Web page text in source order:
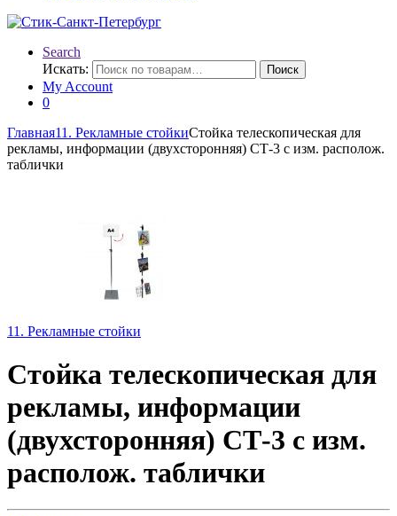
Search
Искать:
Поиск
My Account
0
Главная11. Рекламные стойкиСтойка телескопическая для
рекламы, информации (двухсторонняя) СТ-3 с изм. располож.
таблички
11. Рекламные стойки
Стойка телескопическая для
рекламы, информации
(двухсторонняя) СТ-3 с изм.
располож. таблички